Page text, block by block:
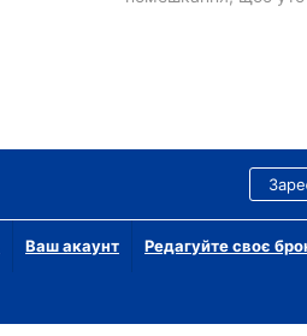
Ваш акаунт Редагуйте своє